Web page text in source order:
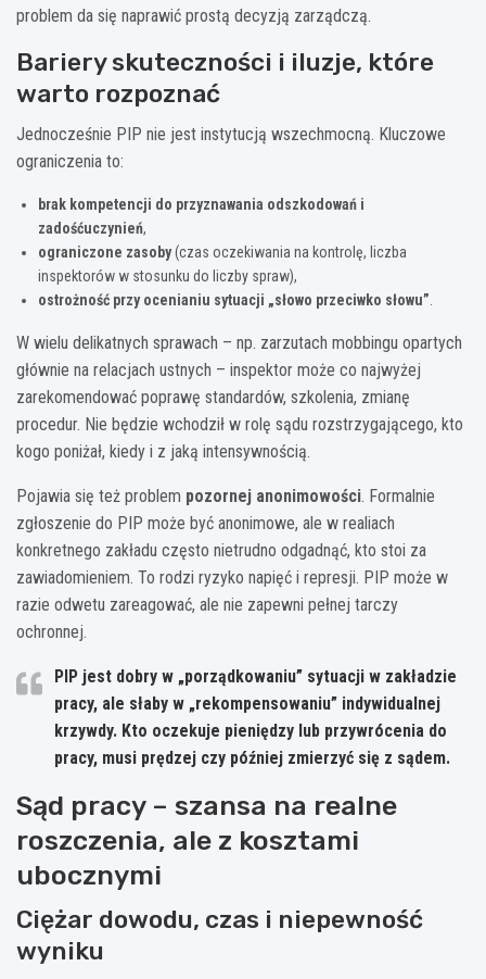
problem da się naprawić prostą decyzją zarządczą.
Bariery skuteczności i iluzje, które
warto rozpoznać
Jednocześnie PIP nie jest instytucją wszechmocną. Kluczowe
ograniczenia to:
brak kompetencji do przyznawania odszkodowań i
zadośćuczynień,
ograniczone zasoby(czas oczekiwania na kontrolę, liczba
inspektorów w stosunku do liczby spraw),
ostrożność przy ocenianiu sytuacji „słowo przeciwko słowu”
W wielu delikatnych sprawach – np. zarzutach mobbingu opartych
głównie na relacjach ustnych – inspektor może co najwyżej
zarekomendować poprawę standardów, szkolenia, zmianę
procedur. Nie będzie wchodził w rolę sądu rozstrzygającego, kto
kogo poniżał, kiedy i z jaką intensywnością.
Pojawia się też problem pozornej anonimowości. Formalnie
zgłoszenie do PIP może być anonimowe, ale w realiach
konkretnego zakładu często nietrudno odgadnąć, kto stoi za
zawiadomieniem. To rodzi ryzyko napięć i represji. PIP może w
razie odwetu zareagować, ale nie zapewni pełnej tarczy
ochronnej.
PIP jest dobry w „porządkowaniu” sytuacji w zakładzie
pracy, ale słaby w „rekompensowaniu” indywidualnej
krzywdy. Kto oczekuje pieniędzy lub przywrócenia do
pracy, musi prędzej czy później zmierzyć się z sądem.
Sąd pracy – szansa na realne
roszczenia, ale z kosztami
ubocznymi
Ciężar dowodu, czas i niepewność
wyniku